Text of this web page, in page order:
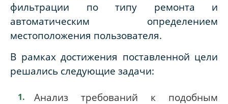
фильтрации по типу ремонта и
автоматическим определением
местоположения пользователя.
В рамках достижения поставленной цели
решались следующие задачи:
Анализ требований к подобным